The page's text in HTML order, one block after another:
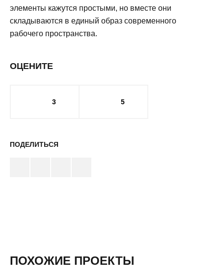
элементы кажутся простыми, но вместе они
складываются в единый образ современного
рабочего пространства.
ОЦЕНИТЕ
3 5
ПОДЕЛИТЬСЯ
ПОХОЖИЕ ПРОЕКТЫ